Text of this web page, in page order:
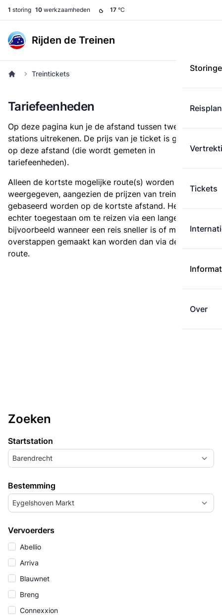
1 storing 10 werkzaamheden 17 °C
Rijden de Treinen
Tickets
Over
Treintickets
Tariefeenheden
Op deze pagina kun je de afstand tussen twee
stations uitrekenen. De prijs van je ticket is gebaseerd
op deze afstand (die wordt gemeten in
tariefeenheden).
Alleen de kortste mogelijke route(s) worden
weergegeven, aangezien de prijzen van treintickets
gebaseerd worden op de kortste afstand. Het is
echter toegestaan om te reizen via een langere route,
bijvoorbeeld wanneer een reis sneller is of met minder
overstappen gemaakt kan worden dan via de kortste
route.
Zoeken
Startstation
Barendrecht
Bestemming
Eygelshoven Markt
Vervoerders
Abellio
Arriva
Blauwnet
Breng
Connexxion